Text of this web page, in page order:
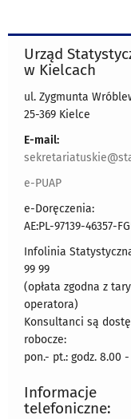
Urząd
w Kielcach
ul. Zygmunta
25-369 Kielce
E-mail:
e-PUAP
e-Doręczenia:
AE:PL-97139-46357-
Infolinia
99 99
(opłata zgodna z
operatora)
Konsultanci są
robocze:
pon.- pt.: godz. 8.00 -
Informacje
telefoniczne: